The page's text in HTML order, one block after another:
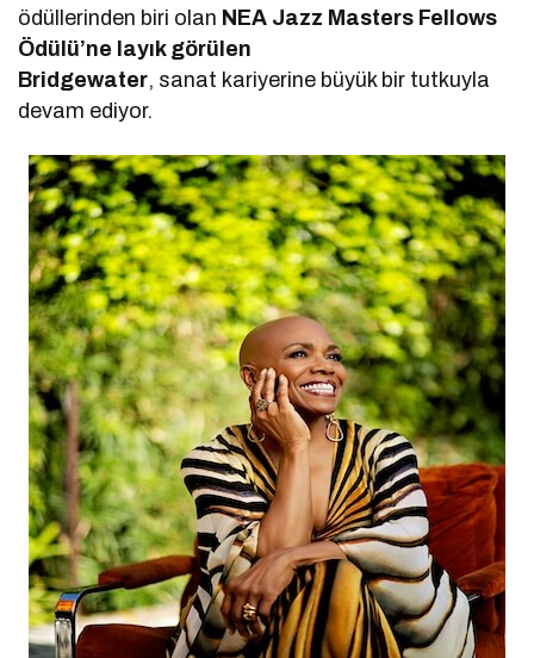
ödüllerinden biri olan NEA Jazz Masters Fellows
Ödülü’ne layık görülen
Bridgewater, sanat kariyerine büyük bir tutkuyla
devam ediyor.